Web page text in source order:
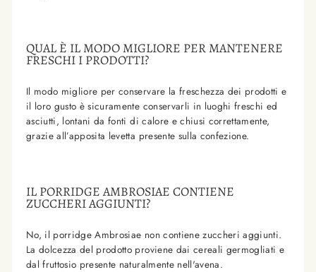
QUAL È IL MODO MIGLIORE PER MANTENERE
FRESCHI I PRODOTTI?
Il modo migliore per conservare la freschezza dei prodotti e
il loro gusto è sicuramente conservarli in luoghi freschi ed
asciutti, lontani da fonti di calore e chiusi correttamente,
grazie all’apposita levetta presente sulla confezione.
IL PORRIDGE AMBROSIAE CONTIENE
ZUCCHERI AGGIUNTI?
No, il porridge Ambrosiae non contiene zuccheri aggiunti.
La dolcezza del prodotto proviene dai cereali germogliati e
dal fruttosio presente naturalmente nell'avena.